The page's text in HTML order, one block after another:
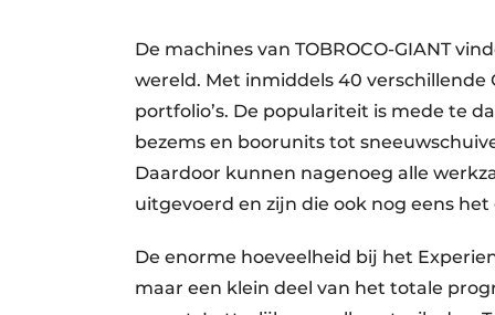
De machines van TOBROCO-GIANT
wereld. Met inmiddels 40 verschillende
portfolio’s. De populariteit is mede te
bezems en boorunits tot
Daardoor kunnen nagenoeg alle
uitgevoerd en zijn die ook nog eens
De enorme hoeveelheid bij het
maar een klein deel van het totale